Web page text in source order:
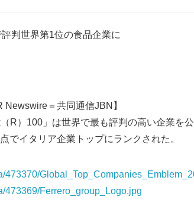
判世界第1位の食品企業に
Newswire＝共同通信JBN】
R）100」は世界で最も評判の高い企業を
でイタリア企業トップにランクされた。
473370/
473369/Ferrero_group_Logo.jpg